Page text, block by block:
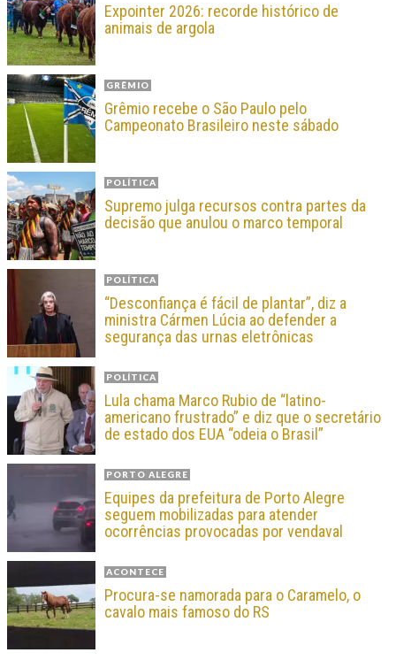
Expointer 2026: recorde histórico de
animais de argola
GRÊMIO
Grêmio recebe o São Paulo pelo
Campeonato Brasileiro neste sábado
POLÍTICA
Supremo julga recursos contra partes da
decisão que anulou o marco temporal
POLÍTICA
“Desconfiança é fácil de plantar”, diz a
ministra Cármen Lúcia ao defender a
segurança das urnas eletrônicas
POLÍTICA
Lula chama Marco Rubio de “latino-
americano frustrado” e diz que o secretário
de estado dos EUA “odeia o Brasil”
PORTO ALEGRE
Equipes da prefeitura de Porto Alegre
seguem mobilizadas para atender
ocorrências provocadas por vendaval
ACONTECE
Procura-se namorada para o Caramelo, o
cavalo mais famoso do RS